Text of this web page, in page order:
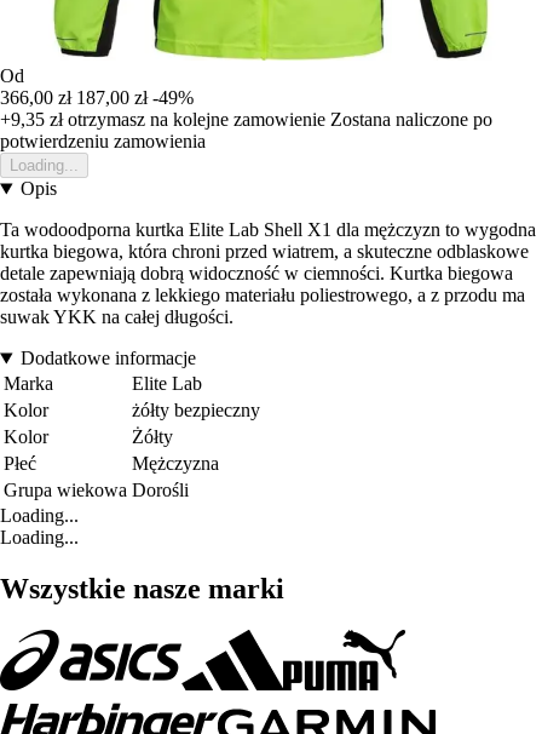
Od
366,00 zł 187,00 zł -49%
+9,35 złotrzymasz na kolejne zamowienie Zostana naliczone po
potwierdzeniu zamowienia
Loading...
Opis
Ta wodoodporna kurtka Elite Lab Shell X1 dla mężczyzn to wygodna
kurtka biegowa, która chroni przed wiatrem, a skuteczne odblaskowe
detale zapewniają dobrą widoczność w ciemności. Kurtka biegowa
została wykonana z lekkiego materiału poliestrowego, a z przodu ma
suwak YKK na całej długości.
Dodatkowe informacje
Marka
Elite Lab
Kolor
żółty bezpieczny
Kolor
Żółty
Płeć
Mężczyzna
Grupa wiekowa Dorośli
Loading...
Loading...
Wszystkie nasze marki